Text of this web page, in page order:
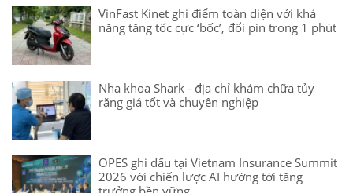
VinFast Kinet ghi điểm toàn diện với khả
năng tăng tốc cực ‘bốc’, đổi pin trong 1 phút
Nha khoa Shark - địa chỉ khám chữa tủy
răng giá tốt và chuyên nghiệp
OPES ghi dấu tại Vietnam Insurance Summit
2026 với chiến lược AI hướng tới tăng